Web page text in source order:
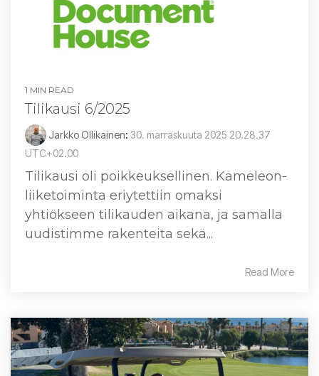
1 MIN READ
Tilikausi 6/2025
Jarkko Ollikainen: 30. marraskuuta 2025 20.28.37
UTC+02.00
Tilikausi oli poikkeuksellinen. Kameleon-
liiketoiminta eriytettiin omaksi
yhtiökseen tilikauden aikana, ja samalla
uudistimme rakenteita sekä...
Read More